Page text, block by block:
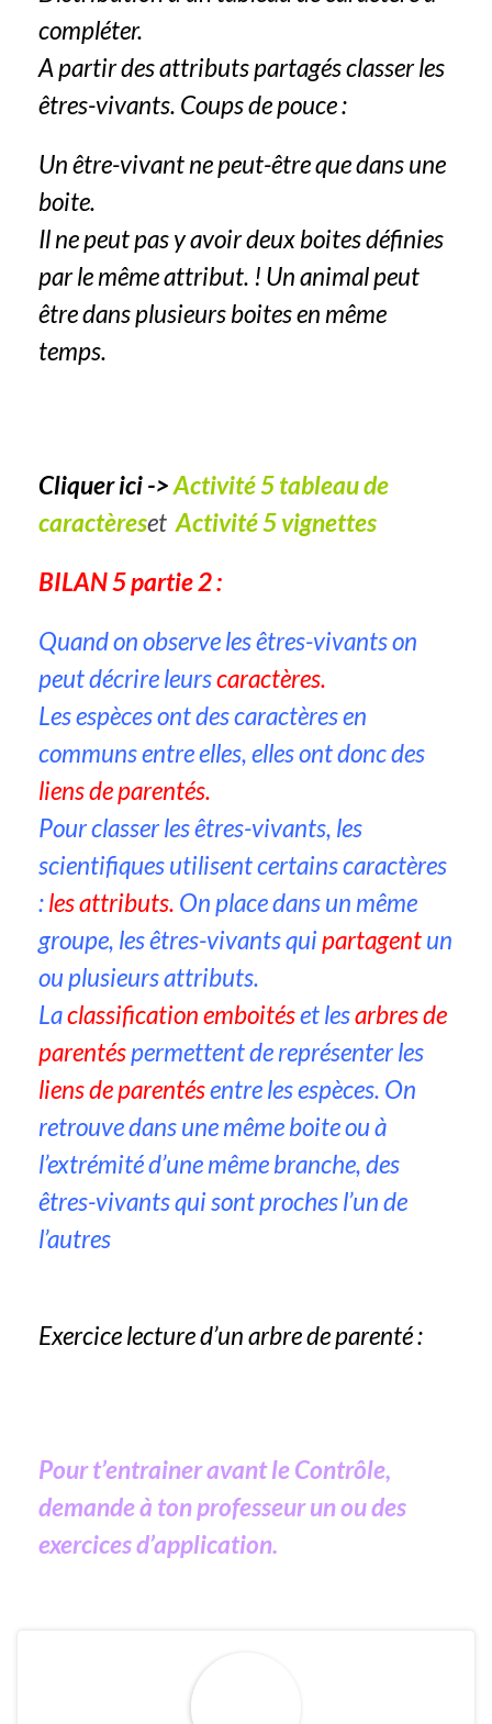
compléter.
A partir des attributs partagés classer les
êtres-vivants. Coups de pouce :
Un être-vivant ne peut-être que dans une
boite.
Il ne peut pas y avoir deux boites définies
par le même attribut. ! Un animal peut
être dans plusieurs boites en même
temps.
Cliquer ici ->Activité 5 tableau de
caractèresetActivité 5 vignettes
BILAN 5 partie 2 :
Quand on observe les êtres-vivants on
peut décrire leurscaractères.
Les espèces ont des caractères en
communs entre elles, elles ont donc des
liens de parentés.
Pour classer les êtres-vivants, les
scientifiques utilisent certains caractères
:les attributs. On place dans un même
groupe, les êtres-vivants quipartagentun
ou plusieurs attributs.
Laclassification emboitéset lesarbres de
parentéspermettent de représenter les
liens de parentésentre les espèces. On
retrouve dans une même boite ou à
l’extrémité d’une même branche, des
êtres-vivants qui sont proches l’un de
l’autres
Exercice lecture d’un arbre de parenté :
Pour t’entrainer avant le Contrôle,
demande à ton professeur un ou des
exercices d’application.